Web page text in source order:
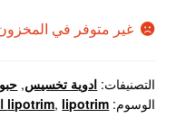
غير متوفر في
التصنيفات: ادوية تخسيس,
الوسوم:
lipotrim, lipotrim اضرار